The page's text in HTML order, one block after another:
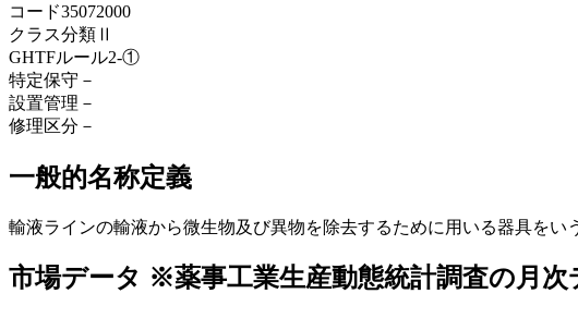
コード35072000
クラス分類 Ⅱ
GHTFルール2-①
特定保守 －
設置管理 －
修理区分 －
一般的名称定義
輸液ラインの輸液から微生物及び異物を除去するために用いる器具をい
市場データ ※薬事工業生産動態統計調査の月